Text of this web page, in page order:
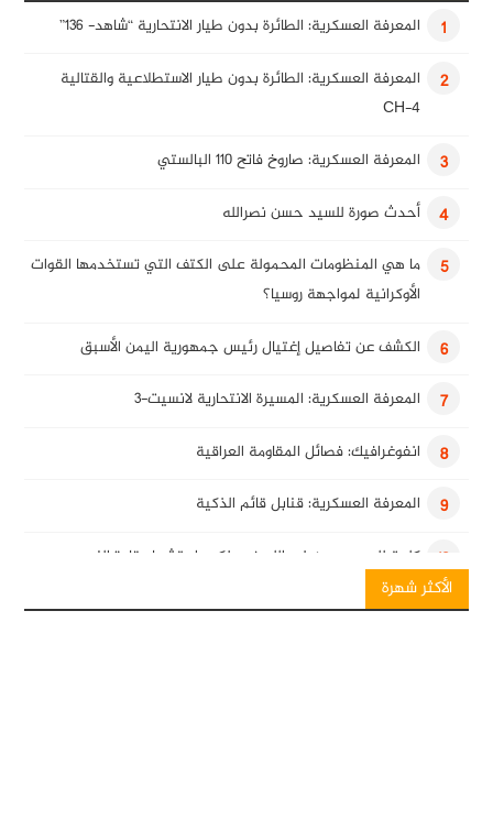
1
المعرفة العسكرية: الطائرة بدون طيار الانتحارية “شاهد- 136”
2
المعرفة العسكرية: الطائرة بدون طيار الاستطلاعية والقتالية
CH-4
3 المعرفة العسكرية: صاروخ فاتح 110 البالستي
4 أحدث صورة للسيد حسن نصرالله
5
ما هي المنظومات المحمولة على الكتف التي تستخدمها القوات
الأوكرانية لمواجهة روسيا؟
6 الكشف عن تفاصيل إغتيال رئيس جمهورية اليمن الأسبق
7 المعرفة العسكرية: المسيرة الانتحارية لانسيت-3
8 انفوغرافيك: فصائل المقاومة العراقية
9 المعرفة العسكرية: قنابل قائم الذكية
10 كلمة للسيد حسن نصرالله في ذكرى استشهاد قادة النصر
الأكثر شهرة